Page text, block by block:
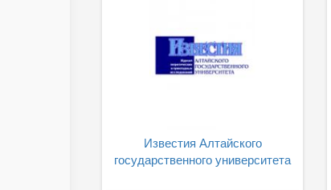
Известия Алтайского
государственного университета